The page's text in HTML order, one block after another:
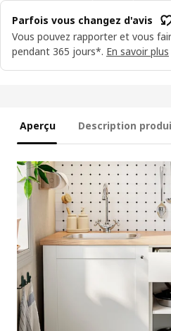
Parfois vous changez d'avis
Vous pouvez rapporter et vous
pendant 365 jours*. En savoir plus
Aperçu Description